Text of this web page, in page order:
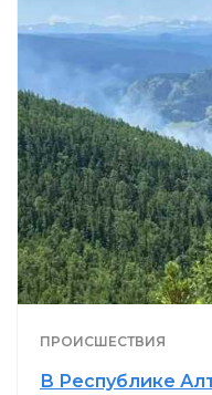
ПРОИСШЕСТВИЯ
В Республике